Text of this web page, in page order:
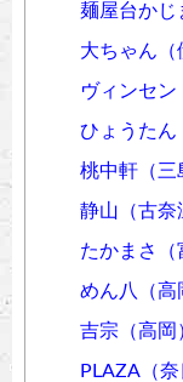
麺屋台かじ
大ちゃん（
ヴィンセン
ひょうたん
桃中軒（三
静山（古奈
たかまさ（
めん八（高
吉宗（高岡
PLAZA（奈